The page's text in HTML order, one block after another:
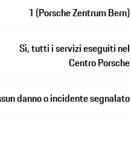
1 (Porsche Zentrum Bern)
Sì, tutti i servizi eseguiti nel
Centro Porsche
danno o incidente segnalato